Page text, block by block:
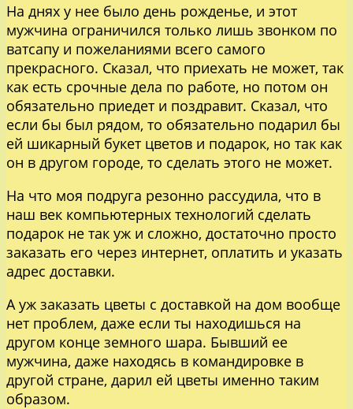
На днях у нее было день рожденье, и этот
мужчина ограничился только лишь звонком по
ватсапу и пожеланиями всего самого
прекрасного. Сказал, что приехать не может, так
как есть срочные дела по работе, но потом он
обязательно приедет и поздравит. Сказал, что
если бы был рядом, то обязательно подарил бы
ей шикарный букет цветов и подарок, но так как
он в другом городе, то сделать этого не может.
На что моя подруга резонно рассудила, что в
наш век компьютерных технологий сделать
подарок не так уж и сложно, достаточно просто
заказать его через интернет, оплатить и указать
адрес доставки.
А уж заказать цветы с доставкой на дом вообще
нет проблем, даже если ты находишься на
другом конце земного шара. Бывший ее
мужчина, даже находясь в командировке в
другой стране, дарил ей цветы именно таким
образом.